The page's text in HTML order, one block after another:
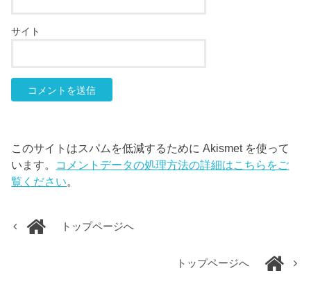
サイト
このサイトはスパムを低減するために Akismet を使って
います。 コメントデータの処理方法の詳細はこちらをご
覧ください。
トップページへ
トップページへ